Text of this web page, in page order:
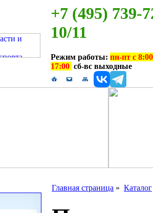
+7 (495) 739-
10/11
Режим работы: пн-пт с
17:00 сб-вс выходные
Главная страница » Каталог